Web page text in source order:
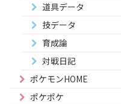
道具データ
技データ
育成論
対戦日記
ポケモンHOME
ポケポケ